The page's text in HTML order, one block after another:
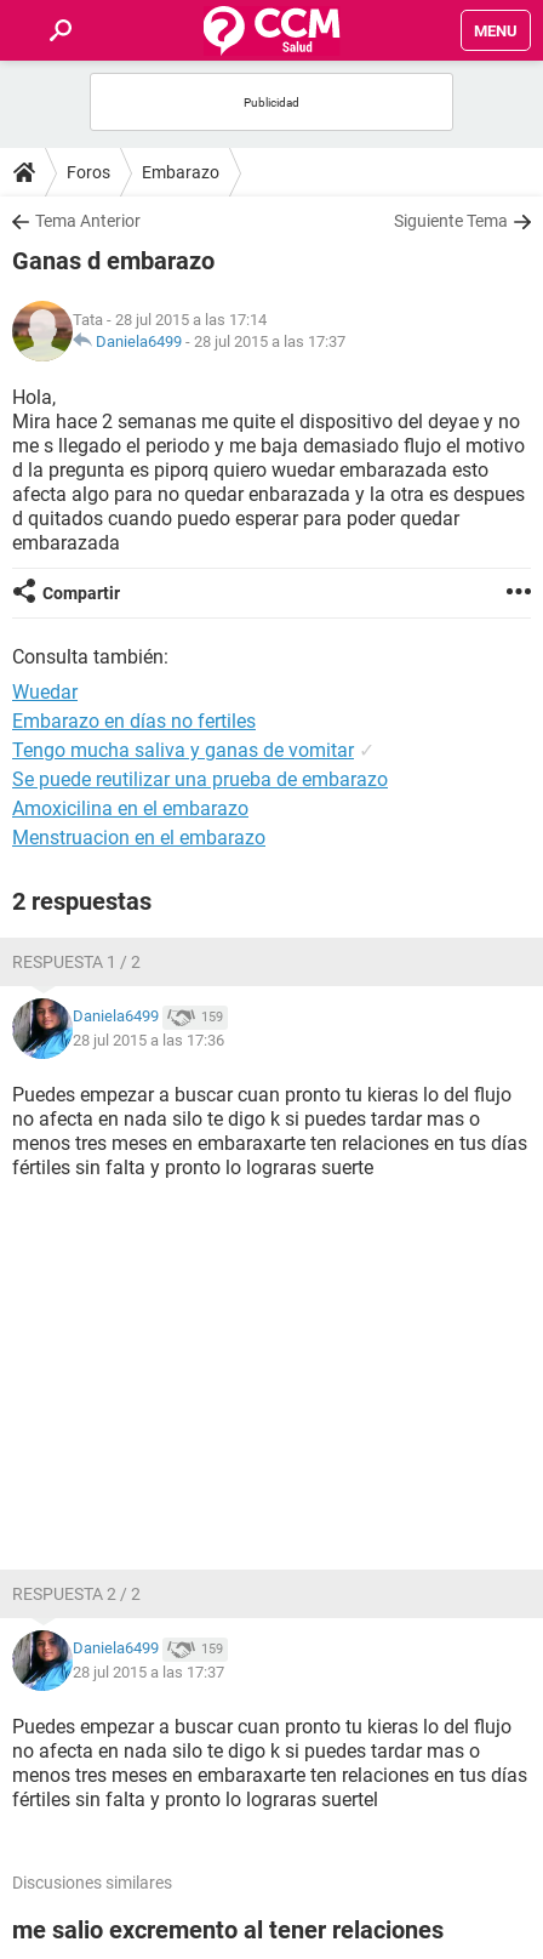
MENU
FOROS
SALUD
NUTRICIÓN
BIENESTAR
SEXUALIDAD
GLOSARIO
Foros Embarazo
Tema Anterior Siguiente Tema
Ganas d embarazo
Tata - 28 jul 2015 a las 17:14
Daniela6499 - 28 jul 2015 a las 17:37
Hola,
Mira hace 2 semanas me quite el dispositivo del deyae y no
me s llegado el periodo y me baja demasiado flujo el motivo
d la pregunta es piporq quiero wuedar embarazada esto
afecta algo para no quedar enbarazada y la otra es despues
d quitados cuando puedo esperar para poder quedar
embarazada
Compartir
Consulta también:
Wuedar
Embarazo en días no fertiles
Tengo mucha saliva y ganas de vomitar ✓
Se puede reutilizar una prueba de embarazo
Amoxicilina en el embarazo
Menstruacion en el embarazo
2 respuestas
RESPUESTA 1 / 2
Daniela6499 159
28 jul 2015 a las 17:36
Puedes empezar a buscar cuan pronto tu kieras lo del flujo
no afecta en nada silo te digo k si puedes tardar mas o
menos tres meses en embaraxarte ten relaciones en tus días
fértiles sin falta y pronto lo lograras suerte
RESPUESTA 2 / 2
Daniela6499 159
28 jul 2015 a las 17:37
Puedes empezar a buscar cuan pronto tu kieras lo del flujo
no afecta en nada silo te digo k si puedes tardar mas o
menos tres meses en embaraxarte ten relaciones en tus días
fértiles sin falta y pronto lo lograras suertel
Discusiones similares
me salio excremento al tener relaciones